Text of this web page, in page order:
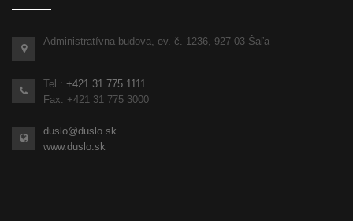
Administratívna budova, ev. č. 1236, 927 03 Šaľa
Tel.: +421 31 775 1111
Fax: +421 31 775 3000
duslo@duslo.sk
www.duslo.sk